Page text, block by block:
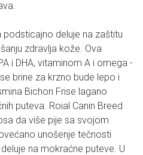
podsticajno deluje na zaštitu
zdravlja kože. Ova
i DHA, vitaminom A i omega -
brine za krzno bude lepo i
Bichon Frise lagano
puteva. Roial Canin Breed
da više pije sa svojom
unošenje tečnosti
na mokraćne puteve. U